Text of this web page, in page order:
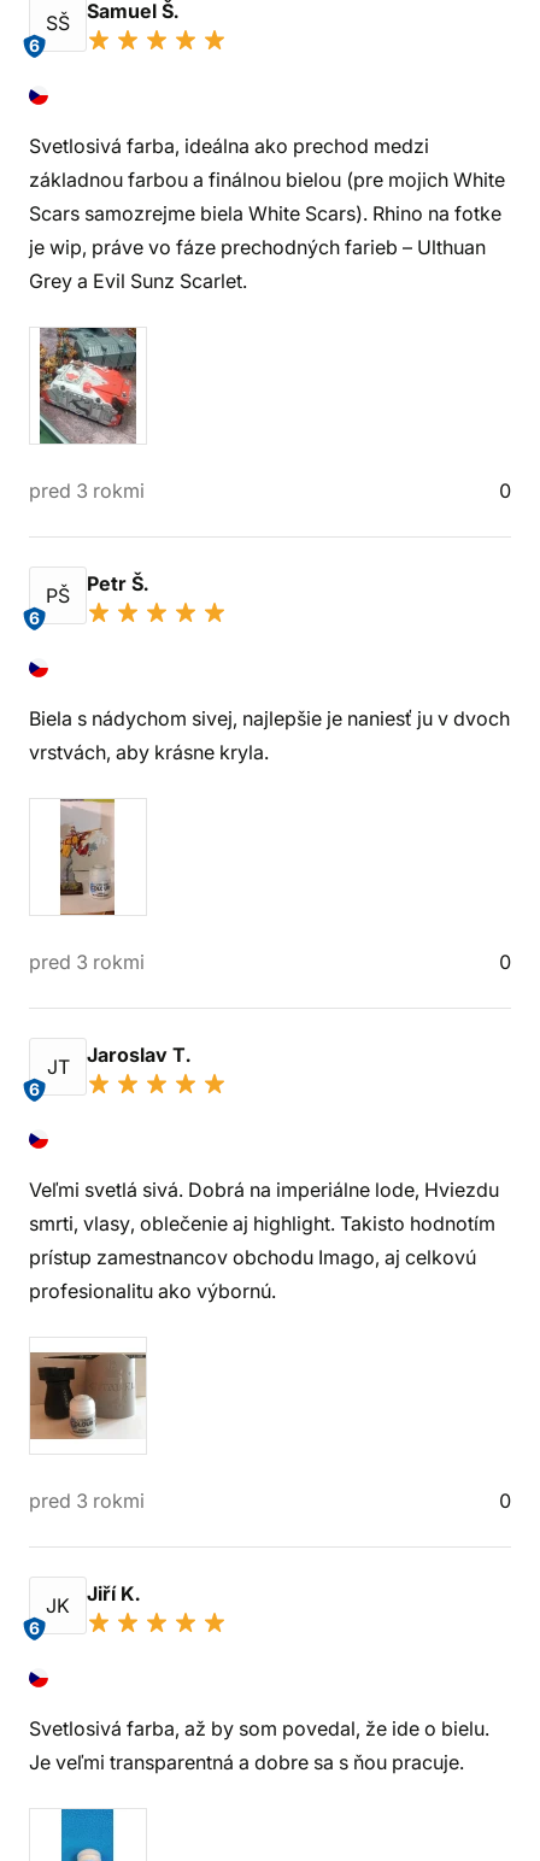
SŠ
6
Samuel Š.
Svetlosivá farba, ideálna ako prechod medzi
základnou farbou a finálnou bielou (pre mojich White
Scars samozrejme biela White Scars). Rhino na fotke
je wip, práve vo fáze prechodných farieb – Ulthuan
Grey a Evil Sunz Scarlet.
pred 3 rokmi 0
PŠ
6
Petr Š.
Biela s nádychom sivej, najlepšie je naniesť ju v dvoch
vrstvách, aby krásne kryla.
pred 3 rokmi 0
JT
6
Jaroslav T.
Veľmi svetlá sivá. Dobrá na imperiálne lode, Hviezdu
smrti, vlasy, oblečenie aj highlight. Takisto hodnotím
prístup zamestnancov obchodu Imago, aj celkovú
profesionalitu ako výbornú.
pred 3 rokmi 0
JK
6
Jiří K.
Svetlosivá farba, až by som povedal, že ide o bielu.
Je veľmi transparentná a dobre sa s ňou pracuje.